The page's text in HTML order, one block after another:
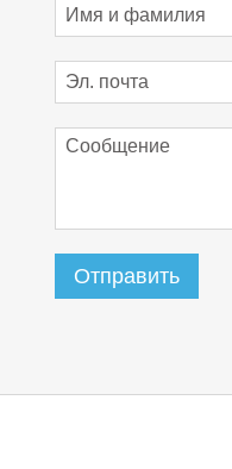
Отправить